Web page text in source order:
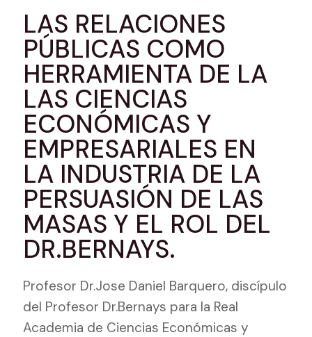
LAS RELACIONES
PÚBLICAS COMO
HERRAMIENTA DE LA
LAS CIENCIAS
ECONÓMICAS Y
EMPRESARIALES EN
LA INDUSTRIA DE LA
PERSUASIÓN DE LAS
MASAS Y EL ROL DEL
DR.BERNAYS.
Profesor Dr.Jose Daniel Barquero, discípulo
del Profesor Dr.Bernays para la Real
Academia de Ciencias Económicas y